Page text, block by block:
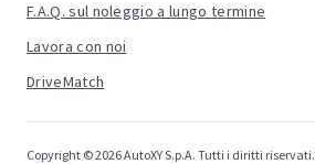
F.A.Q. sul noleggio a lungo termine
Lavora con noi
DriveMatch
Copyright © 2026 AutoXY S.p.A. Tutti i diritti riservati.